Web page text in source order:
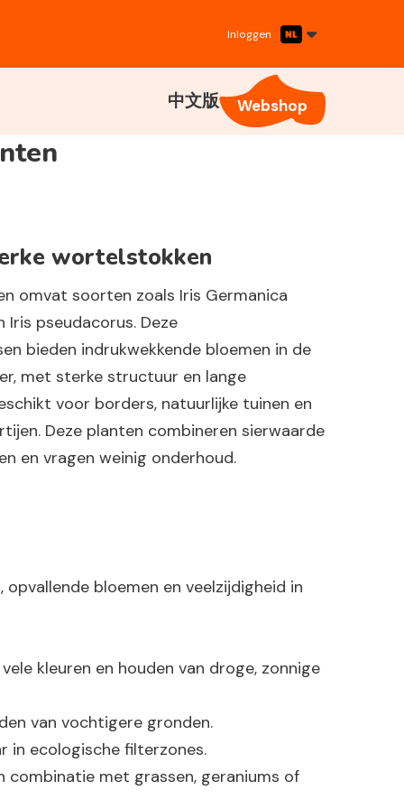
Inloggen
中文版 Webshop
wortelstokken
omvat soorten zoals Iris Germanica
Iris pseudacorus. Deze
bieden indrukwekkende bloemen in de
met sterke structuur en lange
voor borders, natuurlijke tuinen en
Deze planten combineren sierwaarde
en vragen weinig onderhoud.
bloemen en veelzijdigheid in
kleuren en houden van droge, zonnige
van vochtigere gronden.
in ecologische filterzones.
combinatie met grassen, geraniums of